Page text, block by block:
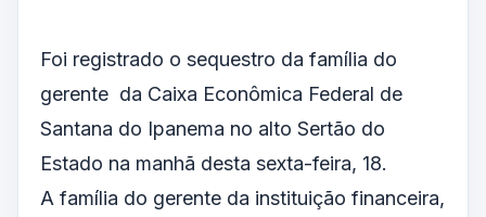
Foi registrado o sequestro da família do
gerente da Caixa Econômica Federal de
Santana do Ipanema no alto Sertão do
Estado na manhã desta sexta-feira, 18.
A família do gerente da instituição financeira,